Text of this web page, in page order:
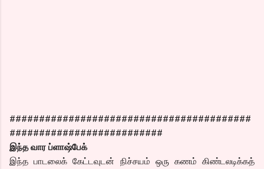
#########################################
##########################
இந்த வார ப்ளாஷ்பேக்
இந்த பாடலைக் கேட்டவுடன் நிச்சயம் ஒரு கணம் கிண்டலடிக்கத்